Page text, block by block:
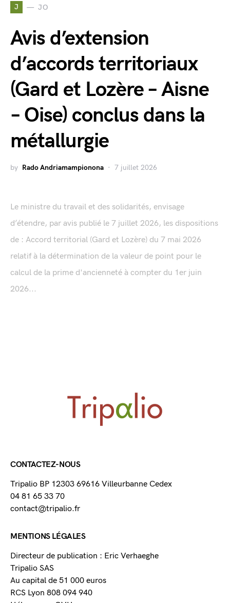
J JO
Avis d’extension
d’accords territoriaux
(Gard et Lozère – Aisne
– Oise) conclus dans la
métallurgie
by Rado Andriamampionona 7 juillet 2026
Le ministre du travail et des solidarités, envisage
d’étendre, par avis publié le 7 juillet 2026, les dispositions
de : Accord territorial (Gard et Lozère) du 7 mai 2026
relatif à la détermination de la valeur de point pour le
calcul de la prime d'ancienneté à compter du 1er juin
2026...
CONTACTEZ-NOUS
Tripalio BP 12303 69616 Villeurbanne Cedex
04 81 65 33 70
contact@tripalio.fr
MENTIONS LÉGALES
Directeur de publication : Eric Verhaeghe
Tripalio SAS
Au capital de 51 000 euros
RCS Lyon 808 094 940